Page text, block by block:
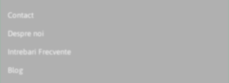
Contact
Despre noi
Intrebari Frecvente
Blog